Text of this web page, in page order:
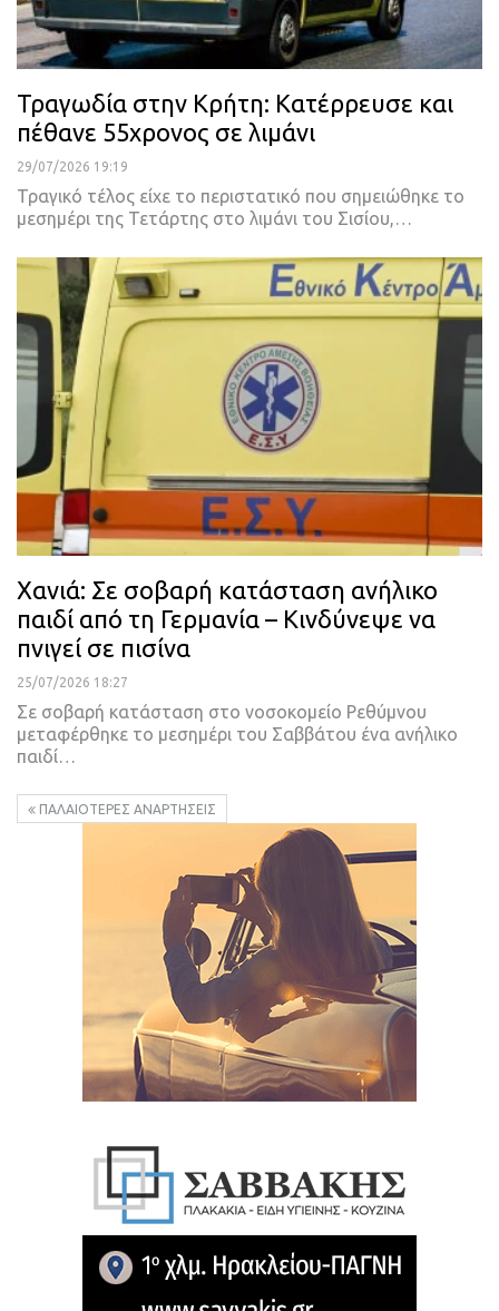
Τραγωδία στην Κρήτη: Κατέρρευσε και
πέθανε 55χρονος σε λιμάνι
29/07/2026 19:19
Τραγικό τέλος είχε το περιστατικό που σημειώθηκε το
μεσημέρι της Τετάρτης στο λιμάνι του Σισίου,…
Χανιά: Σε σοβαρή κατάσταση ανήλικο
παιδί από τη Γερμανία – Κινδύνεψε να
πνιγεί σε πισίνα
25/07/2026 18:27
Σε σοβαρή κατάσταση στο νοσοκομείο Ρεθύμνου
μεταφέρθηκε το μεσημέρι του Σαββάτου ένα ανήλικο
παιδί…
ΠΑΛΑΙΌΤΕΡΕΣ ΑΝΑΡΤΉΣΕΙΣ